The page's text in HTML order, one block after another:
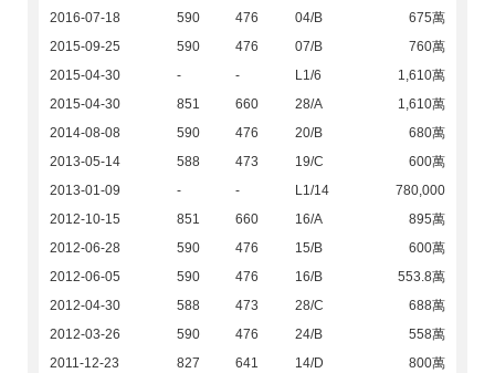
2016-07-18
590 476 04/B
675萬
2015-09-25
590 476 07/B
760萬
2015-04-30
- - L1/6
1,610萬
2015-04-30
851 660 28/A
1,610萬
2014-08-08
590 476 20/B
680萬
2013-05-14
588 473 19/C
600萬
2013-01-09
- - L1/14
780,000
2012-10-15
851 660 16/A
895萬
2012-06-28
590 476 15/B
600萬
2012-06-05
590 476 16/B
553.8萬
2012-04-30
588 473 28/C
688萬
2012-03-26
590 476 24/B
558萬
2011-12-23
827 641 14/D
800萬